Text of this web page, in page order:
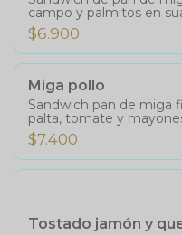
campo y palmitos en
$6.900
Miga pollo
Sandwich pan de miga
palta, tomate y
$7.400
Tostado jamón y